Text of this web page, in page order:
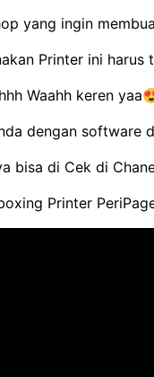
yang ingin
Printer ini
Waahh keren
dengan software
bisa di Cek di
Printer